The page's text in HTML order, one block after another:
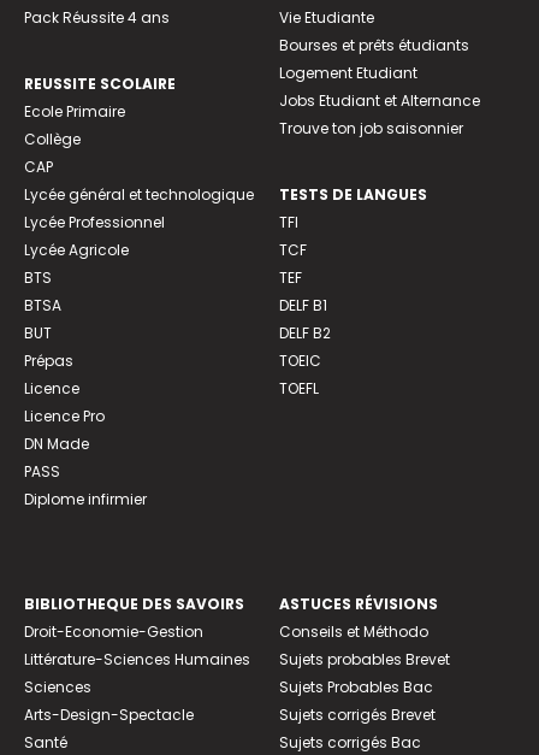
Pack Réussite 4 ans
REUSSITE SCOLAIRE
Ecole Primaire
Collège
CAP
Lycée général et technologique
Lycée Professionnel
Lycée Agricole
BTS
BTSA
BUT
Prépas
Licence
Licence Pro
DN Made
PASS
Diplome infirmier
Vie Etudiante
Bourses et prêts étudiants
Logement Etudiant
Jobs Etudiant et Alternance
Trouve ton job saisonnier
TESTS DE LANGUES
TFI
TCF
TEF
DELF B1
DELF B2
TOEIC
TOEFL
BIBLIOTHEQUE DES SAVOIRS
Droit-Economie-Gestion
Littérature-Sciences Humaines
Sciences
Arts-Design-Spectacle
Santé
ASTUCES RÉVISIONS
Conseils et Méthodo
Sujets probables Brevet
Sujets Probables Bac
Sujets corrigés Brevet
Sujets corrigés Bac